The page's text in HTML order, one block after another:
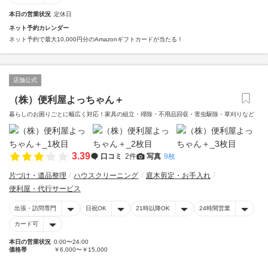
本日の営業状況 定休日
ネット予約カレンダー
ネット予約で最大10,000円分のAmazonギフトカードが当たる！
店舗公式
（株）便利屋よっちゃん＋
暮らしのお困りごとに幅広く対応！家具の組立・掃除・不用品回収・害虫駆除・草刈りなど
3.39 口コミ 2件 写真 9枚
片づけ・遺品整理 ハウスクリーニング
庭木剪定・お手入れ
便利屋・代行サービス
出張・訪問専門 日祝OK 21時以降OK 24時間営業
カード可
本日の営業状況 0:00〜24:00
価格帯
￥6,000〜￥15,000